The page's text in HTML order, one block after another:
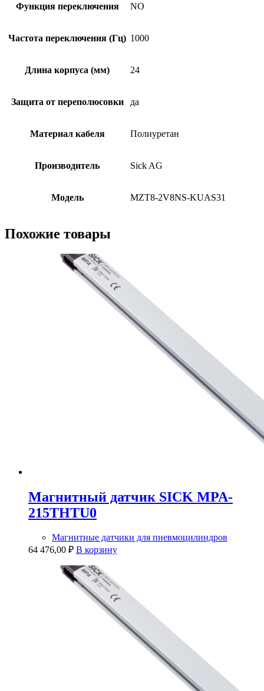
Функция переключения NO
Частота переключения (Гц) 1000
Длина корпуса (мм) 24
Защита от переполюсовки да
Материал кабеля Полиуретан
Производитель Sick AG
Модель MZT8-2V8NS-KUAS31
Похожие товары
Магнитный датчик SICK MPA-
215THTU0
Магнитные датчики для пневмоцилиндров
64 476,00 ₽ В корзину